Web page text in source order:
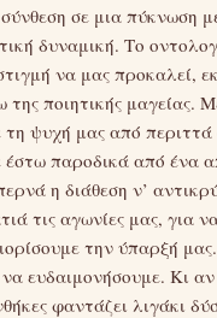
σε μια πύκνωση
δυναμική. Το
να μας προκαλεί,
ποιητικής μαγείας.
ψυχή μας από περιττά
παροδικά από ένα
η διάθεση ν’
τις αγωνίες μας, για
την ύπαρξή
ευδαιμονήσουμε. Κι αν
φαντάζει λιγάκι